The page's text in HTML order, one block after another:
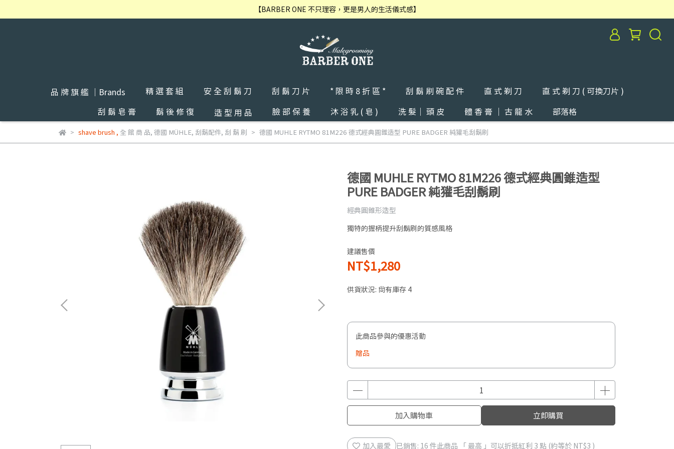
【BARBER ONE 不只理容，更是男人的生活儀式感】
品 牌 旗 艦 ｜Brands 精 選 套 組 安 全 刮 鬍 刀 刮 鬍 刀 片 * 限 時 8 折 區 * 刮 鬍 刷 碗 配 件 直 式 剃 刀
直 式 剃 刀 ( 可換刀片 )
刮 鬍 皂 膏
鬍 後 修 復 造 型 用 品 臉 部 保 養 沐 浴 乳 ( 皂 ) 洗 髮｜ 頭 皮 體 香 膏 ｜ 古 龍 水 部落格
shave brush , 全 館 商 品, 德國 MÜHLE, 刮鬍配件, 刮 鬍 刷 德國 MUHLE RYTMO 81M226 德式經典圓錐造型 PURE BADGER 純獾毛刮鬍刷
德國 MUHLE RYTMO 81M226 德式經典圓錐造型
PURE BADGER 純獾毛刮鬍刷
經典圓錐形造型
獨特的握柄提升刮鬍刷的質感風格
建議售價
NT$1,280
供貨狀況: 尚有庫存 4
此商品參與的優惠活動
贈品
加入購物車 立即購買
加入最愛 已銷售: 16 件此商品 「 最高 」可以折抵紅利 3 點 (約等於 NT$3 )